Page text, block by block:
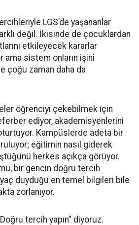
LGS’de yaşananlar
değil. İkisinde de çocuklardan
etkileyecek kararlar
ama sistem onların işini
çoğu zaman daha da
öğrenciyi çekebilmek için
ediyor, akademisyenlerini
Kampüslerde adeta bir
eğitimin nasıl giderek
herkes açıkça görüyor.
bir gencin doğru tercih
duyduğu en temel bilgileri bile
zorlanıyor.
tercih yapın” diyoruz.